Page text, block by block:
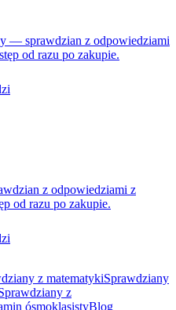
— sprawdzian z odpowiedziami
od razu po zakupie.
z odpowiedziami z
od razu po zakupie.
z matematykiSprawdziany
z
ósmoklasistyBlog